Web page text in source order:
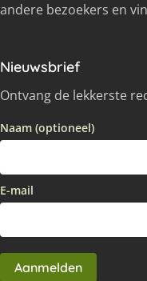
andere bezoekers en
Nieuwsbrief
Ontvang de lekkerste
Naam (optioneel)
E-mail
Aanmelden